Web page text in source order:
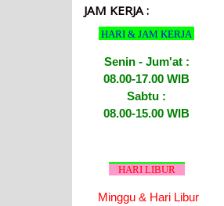
JAM KERJA :
HARI & JAM KERJA
Senin - Jum'at :
08.00-17.00 WIB
Sabtu :
08.00-15.00 WIB
HARI LIBUR
Minggu & Hari Libur